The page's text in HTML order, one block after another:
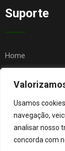
Usamos
navegação,
analisar nosso
concorda com
Suporte
Home